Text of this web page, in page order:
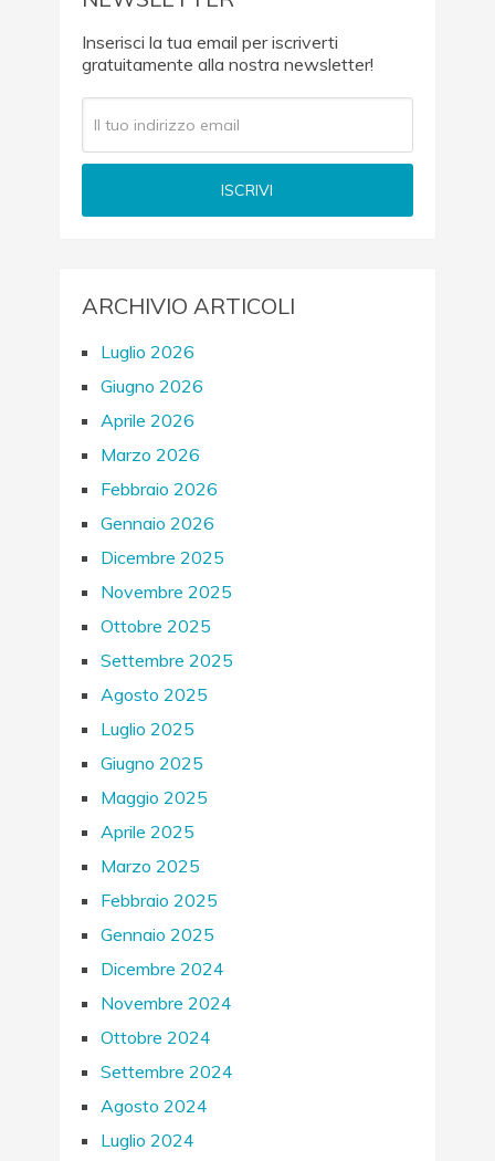
Inserisci la tua email per iscriverti
gratuitamente alla nostra newsletter!
ARCHIVIO ARTICOLI
Luglio 2026
Giugno 2026
Aprile 2026
Marzo 2026
Febbraio 2026
Gennaio 2026
Dicembre 2025
Novembre 2025
Ottobre 2025
Settembre 2025
Agosto 2025
Luglio 2025
Giugno 2025
Maggio 2025
Aprile 2025
Marzo 2025
Febbraio 2025
Gennaio 2025
Dicembre 2024
Novembre 2024
Ottobre 2024
Settembre 2024
Agosto 2024
Luglio 2024